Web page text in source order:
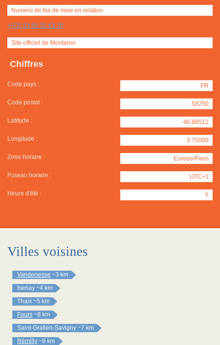
Numéro de fax de mise en relation
+(33) 03 86 30 63 30
Site officiel de Montaron
Chiffres
Code pays : FR
Code postal : 58250
Latitude : 46.88512
Longitude : 3.75000
Zone horaire : Europe/Paris
Fuseau horaire : UTC+1
Heure d'été : Y
Villes voisines
Vandenesse ~3 km
Isenay ~4 km
Thaix ~5 km
Fours ~8 km
Saint-Gratien-Savigny ~7 km
Rémilly ~9 km